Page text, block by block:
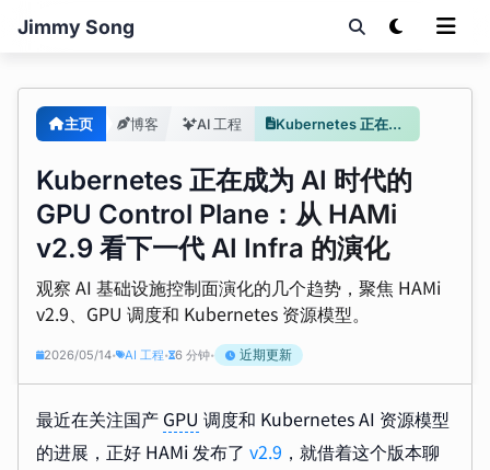
Jimmy Song
主页 博客 AI 工程 Kubernetes 正在成为 AI 时代的 GPU Control Plane
Kubernetes 正在成为 AI 时代的
GPU Control Plane：从 HAMi
v2.9 看下一代 AI Infra 的演化
观察 AI 基础设施控制面演化的几个趋势，聚焦 HAMi
v2.9、GPU 调度和 Kubernetes 资源模型。
2026/05/14• AI 工程 • 6 分钟• 近期更新
最近在关注国产 GPU 调度和 Kubernetes AI 资源模型
的进展，正好 HAMi 发布了 v2.9 ，就借着这个版本聊